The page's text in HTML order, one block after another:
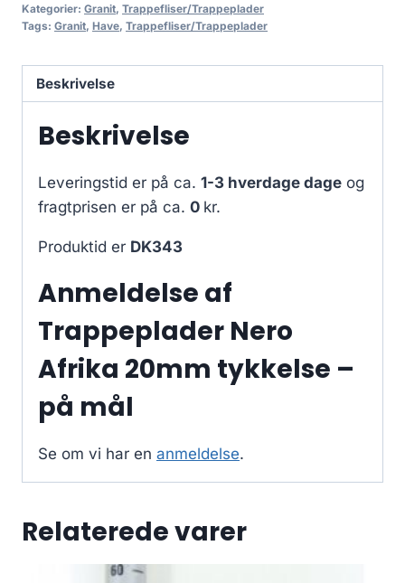
Kategorier: Granit, Trappefliser/Trappeplader
Tags: Granit, Have, Trappefliser/Trappeplader
Beskrivelse
Beskrivelse
Leveringstid er på ca. 1-3 hverdage dage og
fragtprisen er på ca. 0 kr.
Produktid er DK343
Anmeldelse af
Trappeplader Nero
Afrika 20mm tykkelse –
på mål
Se om vi har en anmeldelse.
Relaterede varer